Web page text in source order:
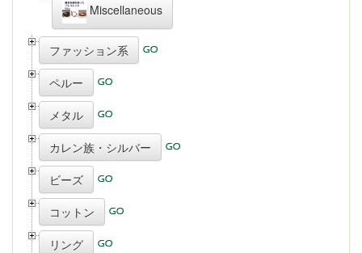
Miscellaneous
ファッション系
ペルー
メタル
カレン族・シルバー
ビーズ
コットン
リング